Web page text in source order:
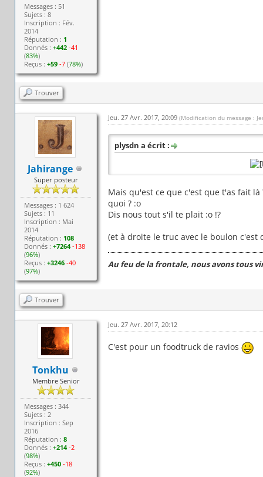
Messages : 51
Sujets : 8
Inscription : Fév.
2014
Réputation : 1
Donnés :+442 -41
(83%)
Reçus :+59 -7 (78%)
Trouver
Jahirange
Super posteur
Messages : 1 624
Sujets : 11
Inscription : Mai
2014
Réputation : 108
Donnés :+7264 -138
(96%)
Reçus :+3246 -40
(97%)
Jeu. 27 Avr. 2017, 20:09 (Modification du message :
plysdn a écrit :
Mais qu'est ce que c'est que t'as fait
quoi ? :o
Dis nous tout s'il te plait :o !?
(et à droite le truc avec le boulon c'est
Au feu de la frontale, nous avons tous
Trouver
Tonkhu
Membre Senior
Messages : 344
Sujets : 2
Inscription : Sep
2016
Réputation :8
Donnés :+214 -2
(98%)
Reçus :+450 -18
(92%)
Jeu. 27 Avr. 2017, 20:12
C'est pour un foodtruck de ravios